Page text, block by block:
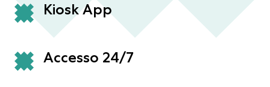
Kiosk App
Accesso 24/7